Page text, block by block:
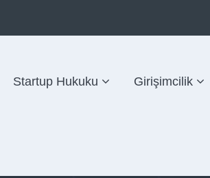
Startup Hukuku Girişimcilik